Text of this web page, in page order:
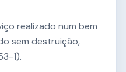
realizado num bem
sem destruição,
1).